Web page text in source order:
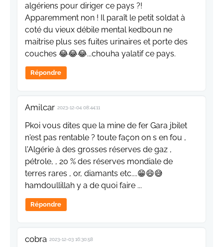
algériens pour diriger ce pays ?!
Apparemment non ! Il paraît le petit soldat à
coté du vieux débile mental kedboun ne
maitrise plus ses fuites urinaires et porte des
couches 😂😂😂...chouha yalatif ce pays.
Répondre
Amilcar 2023-12-04 08:44:11
Pkoi vous dites que la mine de fer Gara jbilet
n'est pas rentable ? toute façon on s en fou ,
l'Algérie à des grosses réserves de gaz ,
pétrole, , 20 % des réserves mondiale de
terres rares , or, diamants etc....😁😄😅
hamdoullillah y a de quoi faire ...
Répondre
cobra 2023-12-03 16:30:58